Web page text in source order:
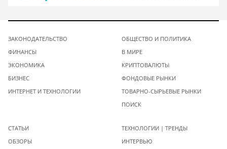
ЗАКОНОДАТЕЛЬСТВО
ФИНАНСЫ
ЭКОНОМИКА
БИЗНЕС
ИНТЕРНЕТ И ТЕХНОЛОГИИ
ОБЩЕСТВО И ПОЛИТИКА
В МИРЕ
КРИПТОВАЛЮТЫ
ФОНДОВЫЕ РЫНКИ
ТОВАРНО-СЫРЬЕВЫЕ РЫНКИ
ПОИСК
СТАТЬИ
ОБЗОРЫ
ТЕХНОЛОГИИ | ТРЕНДЫ
ИНТЕРВЬЮ